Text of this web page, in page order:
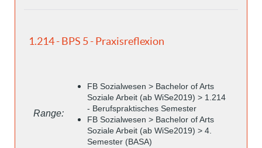
1.214 - BPS 5 - Praxisreflexion
Range:
FB Sozialwesen > Bachelor of Arts
Soziale Arbeit (ab WiSe2019) > 1.214
- Berufspraktisches Semester
FB Sozialwesen > Bachelor of Arts
Soziale Arbeit (ab WiSe2019) > 4.
Semester (BASA)